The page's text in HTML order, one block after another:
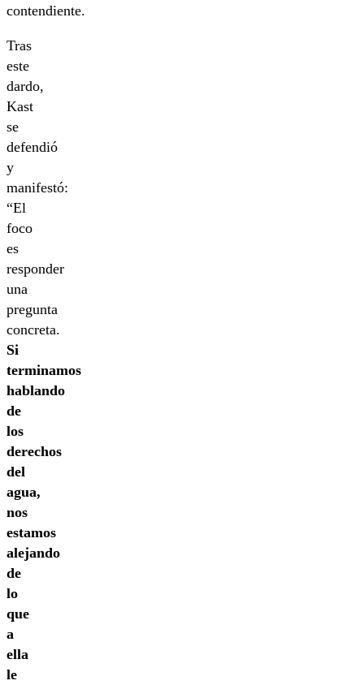
contendiente.
Tras
este
dardo,
Kast
se
defendió
y
manifestó:
“El
foco
es
responder
una
pregunta
concreta.
Si
terminamos
hablando
de
los
derechos
del
agua,
nos
estamos
alejando
de
lo
que
a
ella
le